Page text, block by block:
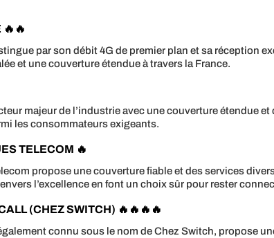
par son débit 4G de premier plan et sa réception
et une couverture étendue à travers la France.
majeur de l’industrie avec une couverture étendue
les consommateurs exigeants.
TELECOM 🔥
propose une couverture fiable et des services
l’excellence en font un choix sûr pour rester
(CHEZ SWITCH) 🔥🔥🔥🔥
connu sous le nom de Chez Switch, propose